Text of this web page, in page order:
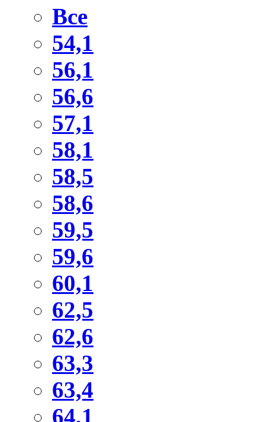
Все
54,1
56,1
56,6
57,1
58,1
58,5
58,6
59,5
59,6
60,1
62,5
62,6
63,3
63,4
64,1